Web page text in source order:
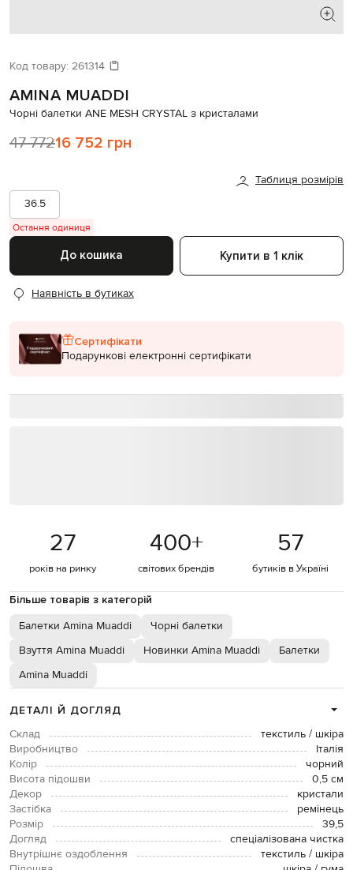
Давайте підберемо щось ще
Схожі товари
Код товару: 261314
AMINA MUADDI
Чорні балетки ANE MESH CRYSTAL з кристалами
47 77216 752 грн
Таблиця розмірів
36.5
Остання одиниця
До кошика Купити в 1 клік
Наявність в бутиках
Сертифікати
Подарункові електронні сертифікати
27
років на ринку
400+
світових брендів
57
бутиків в Україні
Більше товарів з категорій
Балетки Amina Muaddi
Чорні балетки
Взуття Amina Muaddi
Новинки Amina Muaddi
Балетки
Amina Muaddi
ДЕТАЛІ Й ДОГЛЯД
Склад
текстиль / шкіра
Виробництво
Італія
Колір
чорний
Висота підошви
0,5 см
Декор
кристали
Застібка
ремінець
Розмір
39,5
Догляд
спеціалізована чистка
Внутрішнє оздоблення
текстиль / шкіра